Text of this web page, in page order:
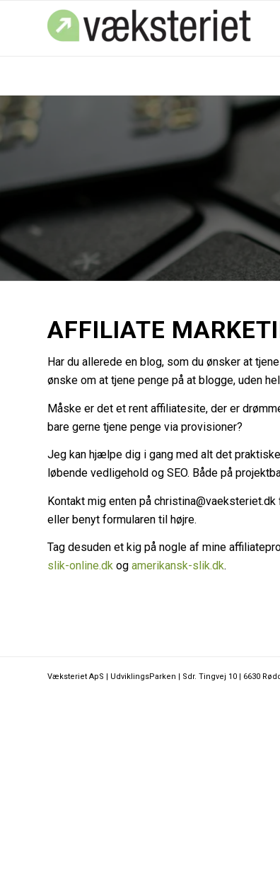
AFFILIATE
Har du allerede en blog, som du ønsker at
ønske om at tjene penge på at blogge, uden
Måske er det et rent affiliatesite, der er
bare gerne tjene penge via provisioner?
Jeg kan hjælpe dig i gang med alt det
løbende vedligehold og SEO. Både på
Kontakt mig enten på
eller benyt formularen til højre.
Tag desuden et kig på nogle af mine
slik-online.dk og amerikansk-slik.dk.
Væksteriet ApS | UdviklingsParken | Sdr. Tingvej 10 | 6630